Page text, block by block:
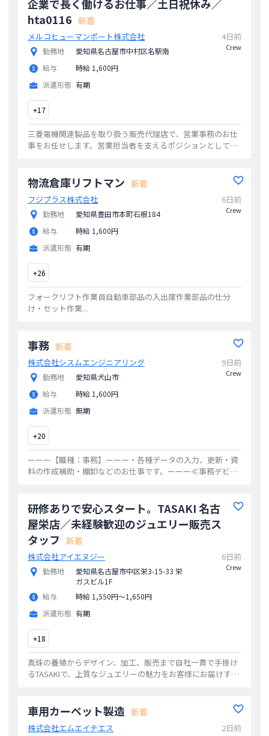
企業で長く働けるお仕事／土日祝休み／
hta0116 新着
メルコヒューマンポート株式会社
勤務地
愛知県名古屋市中村区名駅南
給与
時給 1,600円
派遣形態 有期
4日前
Crew
+17
三菱電機関連製品を取り扱う販売代理店で、営業事務のお仕
事をお任せします。営業担当者を支えるポジションとして、
物流倉庫リフトマン 新着
フジプラス株式会社
勤務地
愛知県豊田市本町石根184
給与
時給 1,600円
派遣形態 有期
6日前
Crew
+26
フォークリフト作業員自動車部品の入出庫作業部品の仕分
け・セット作業...
事務 新着
株式会社シスムエンジニアリング
勤務地
愛知県犬山市
給与
時給 1,600円
派遣形態 無期
9日前
Crew
+20
ーーー【職種：事務】ーーー・各種データの入力、更新・資
料の作成補助・棚卸などのお仕事です。ーーー≪事務デビュ
研修ありで安心スタート。TASAKI 名古
屋栄店／未経験歓迎のジュエリー販売ス
タッフ 新着
株式会社アイエヌジー
勤務地
愛知県名古屋市中区栄3-15-33 栄
ガスビル1F
給与
時給 1,550円〜1,650円
派遣形態 有期
6日前
Crew
+18
真珠の養殖からデザイン、加工、販売まで自社一貫で手掛け
るTASAKIで、上質なジュエリーの魅力をお客様にお届けする
車用カーペット製造 新着
株式会社エムエイチエス 2日前